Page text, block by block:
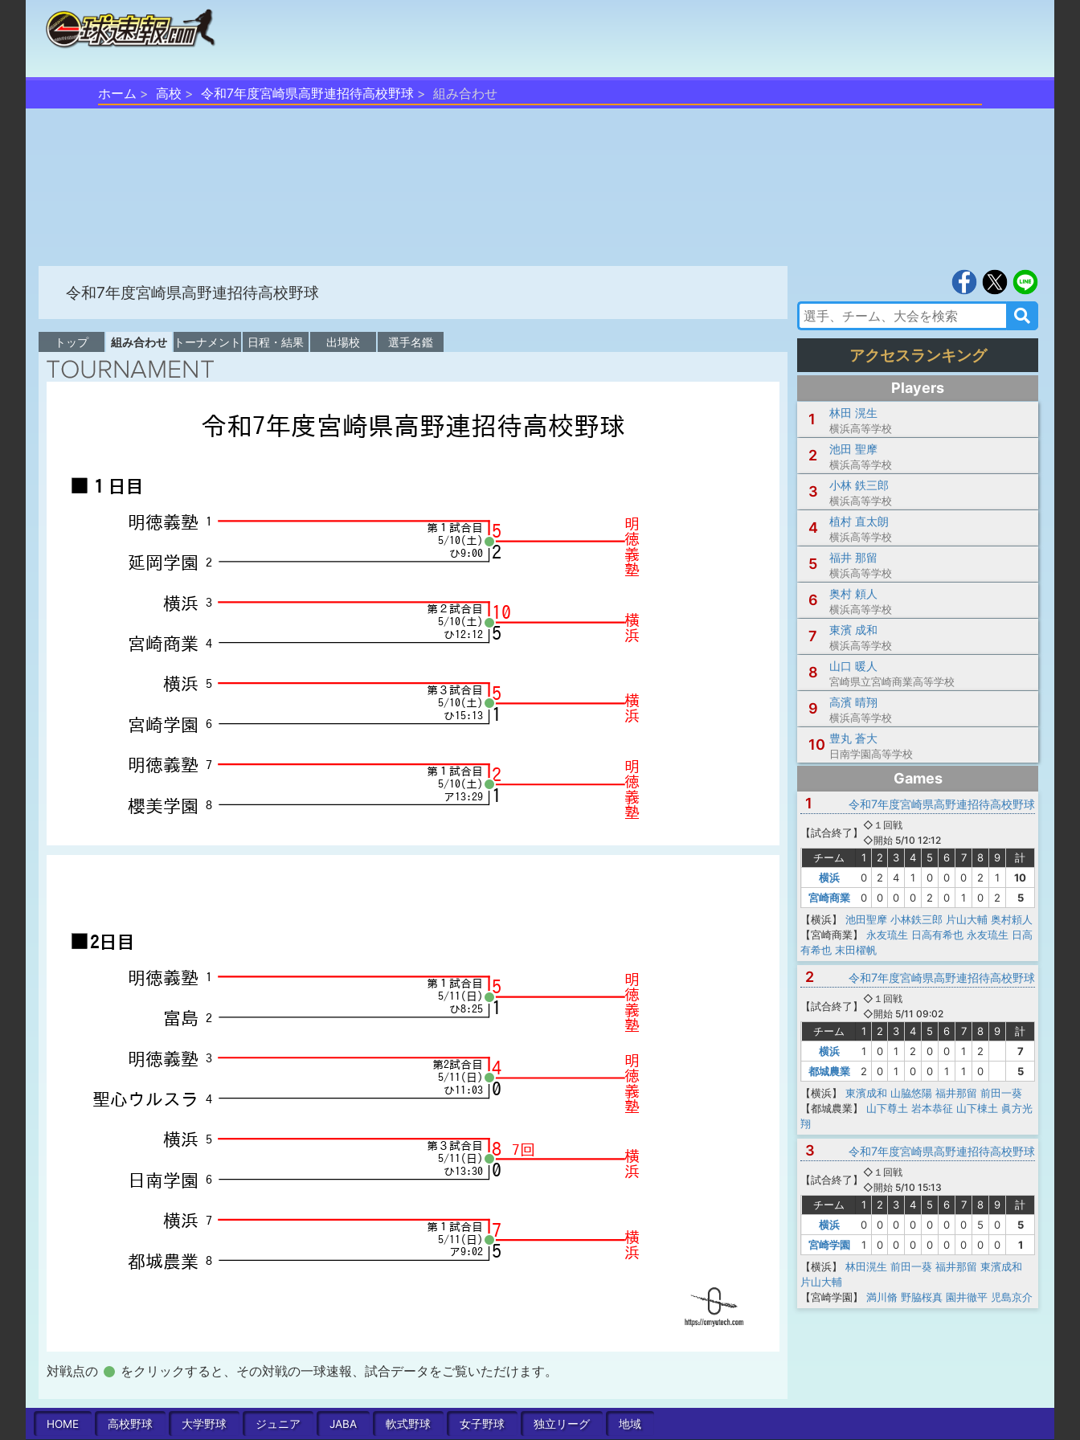
ホーム 高校 令和7年度宮崎県高野連招待高校野球 組み合わせ
令和7年度宮崎県高野連招待高校野球
トップ 組み合わせ トーナメント 日程・結果 出場校 選手名鑑
対戦点の をクリックすると、その対戦の一球速報、試合データをご覧いただけます。
アクセスランキング
Players
1
林田 滉生
横浜高等学校
2 池田 聖摩
横浜高等学校
3 小林 鉄三郎
横浜高等学校
4 植村 直太朗
横浜高等学校
5 福井 那留
横浜高等学校
6 奥村 頼人
横浜高等学校
7 東濱 成和
横浜高等学校
8 山口 暖人
宮崎県立宮崎商業高等学校
9 高濱 晴翔
横浜高等学校
10 豊丸 蒼大
日南学園高等学校
Games
1
令和7年度宮崎県高野連招待高校野球
【試合終了 】
◇１回戦
◇開始 5/10 12:12
チーム 1 2 3 4 5 6 7 8 9
計
横浜
0 2 4 1 0 0 0 2 1
10
宮崎商業
0 0 0 0 2 0 1 0 2
5
【横浜】
池田聖摩 小林鉄三郎 片山大輔 奥村頼人
【宮崎商業】
永友琉生 日高有希也 永友琉生 日高
有希也 末田櫂帆
2 令和7年度宮崎県高野連招待高校野球
【試合終了 】
◇１回戦
◇開始 5/11 09:02
チーム 1 2 3 4 5 6 7 8 9
計
横浜
1 0 1 2 0 0 1 2
7
都城農業
2 0 1 0 0 1 1 0
5
【横浜】
東濱成和 山脇悠陽 福井那留 前田一葵
【都城農業】
山下尊土 岩本恭征 山下棟土 眞方光
翔
3 令和7年度宮崎県高野連招待高校野球
【試合終了 】
◇１回戦
◇開始 5/10 15:13
チーム 1 2 3 4 5 6 7 8 9
計
横浜
0 0 0 0 0 0 0 5 0
5
宮崎学園
1 0 0 0 0 0 0 0 0
1
【横浜】
林田滉生 前田一葵 福井那留 東濱成和
片山大輔
【宮崎学園】
満川脩 野脇桜真 園井徹平 児島京介
HOME 高校野球 大学野球 ジュニア JABA 軟式野球 女子野球 独立リーグ 地域